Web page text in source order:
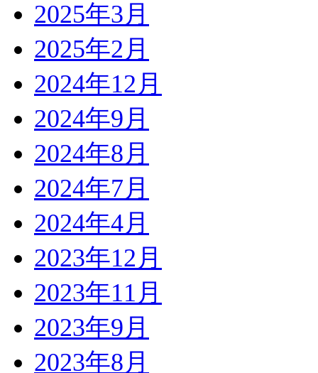
2025年3月
2025年2月
2024年12月
2024年9月
2024年8月
2024年7月
2024年4月
2023年12月
2023年11月
2023年9月
2023年8月